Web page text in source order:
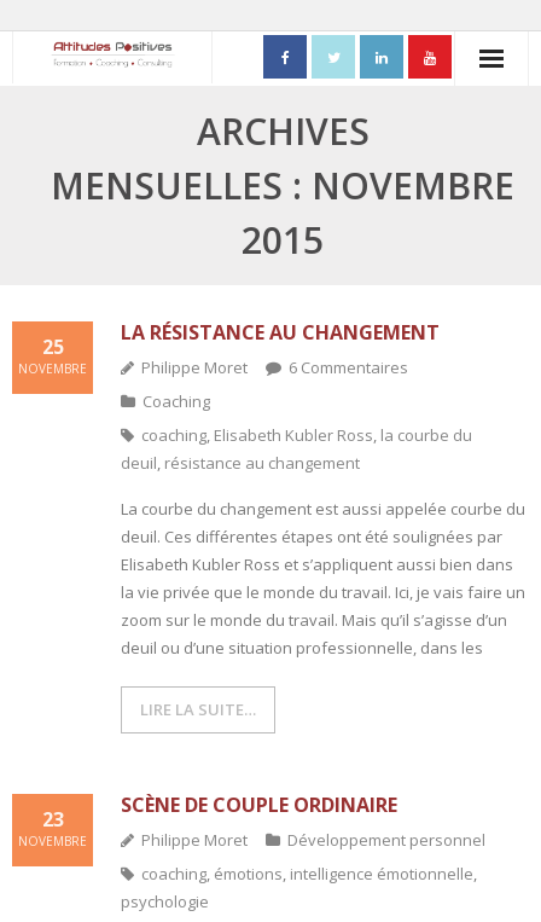
- Adapter sa posture managériale
- Process Vente
- Ennéagramme
- Quality Teams
- L'intelligence émotionnelle
COACHING et CONSULTING
ARCHIVES
MENSUELLES : NOVEMBRE
2015
LA RÉSISTANCE AU CHANGEMENT
25
NOVEMBRE Philippe Moret 6 Commentaires
Coaching
coaching, Elisabeth Kubler Ross, la courbe du
deuil, résistance au changement
La courbe du changement est aussi appelée courbe du
deuil. Ces différentes étapes ont été soulignées par
Elisabeth Kubler Ross et s’appliquent aussi bien dans
la vie privée que le monde du travail. Ici, je vais faire un
zoom sur le monde du travail. Mais qu’il s’agisse d’un
deuil ou d’une situation professionnelle, dans les
LIRE LA SUITE…
SCÈNE DE COUPLE ORDINAIRE
23
NOVEMBRE Philippe Moret
Développement personnel
coaching, émotions, intelligence émotionnelle,
psychologie